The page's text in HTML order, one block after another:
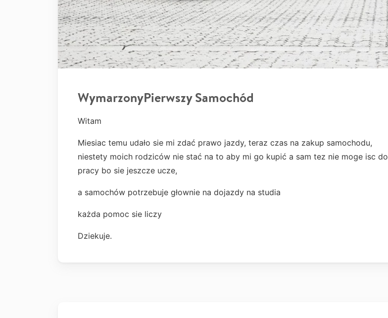
WymarzonyPierwszy Samochód
Witam
Miesiac temu udało sie mi zdać prawo jazdy, teraz czas na zakup samochodu,
niestety moich rodziców nie stać na to aby mi go kupić a sam tez nie moge isc do
pracy bo sie jeszcze ucze,
a samochów potrzebuje głownie na dojazdy na studia
każda pomoc sie liczy
Dziekuje.